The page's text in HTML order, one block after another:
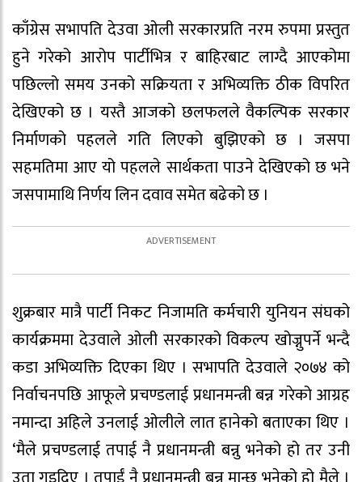
काँग्रेस सभापति देउवा ओली सरकारप्रति नरम रुपमा प्रस्तुत
हुने गरेको आरोप पार्टीभित्र र बाहिरबाट लाग्दै आएकोमा
पछिल्लो समय उनको सक्रियता र अभिव्यक्ति ठीक विपरित
देखिएको छ । यस्तै आजको छलफलले वैकल्पिक सरकार
निर्माणको पहलले गति लिएको बुझिएको छ । जसपा
सहमतिमा आए यो पहलले सार्थकता पाउने देखिएको छ भने
जसपामाथि निर्णय लिन दवाव समेत बढेको छ ।
शुक्रबार मात्रै पार्टी निकट निजामति कर्मचारी युनियन संघको
कार्यक्रममा देउवाले ओली सरकारको विकल्प खोज्नुपर्ने भन्दै
कडा अभिव्यक्ति दिएका थिए । सभापति देउवाले २०७४ को
निर्वाचनपछि आफूले प्रचण्डलाई प्रधानमन्त्री बन्न गरेको आग्रह
नमान्दा अहिले उनलाई ओलीले लात हानेको बताएका थिए ।
‘मैले प्रचण्डलाई तपाई नै प्रधानमन्त्री बन्नु भनेको हो तर उनी